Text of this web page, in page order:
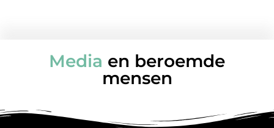
Media en beroemde
mensen